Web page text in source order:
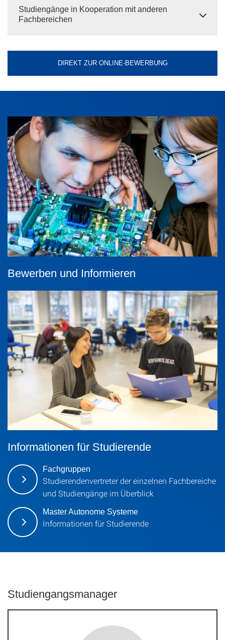
Studiengänge in Kooperation mit anderen
Fachbereichen
DIREKT ZUR ONLINE-BEWERBUNG
Bewerben und Informieren
Informationen für Studierende
Fachgruppen
Studierendenvertreter der einzelnen Fachbereiche
und Studiengänge im Überblick
Master Autonome Systeme
Informationen für Studierende
Studiengangsmanager